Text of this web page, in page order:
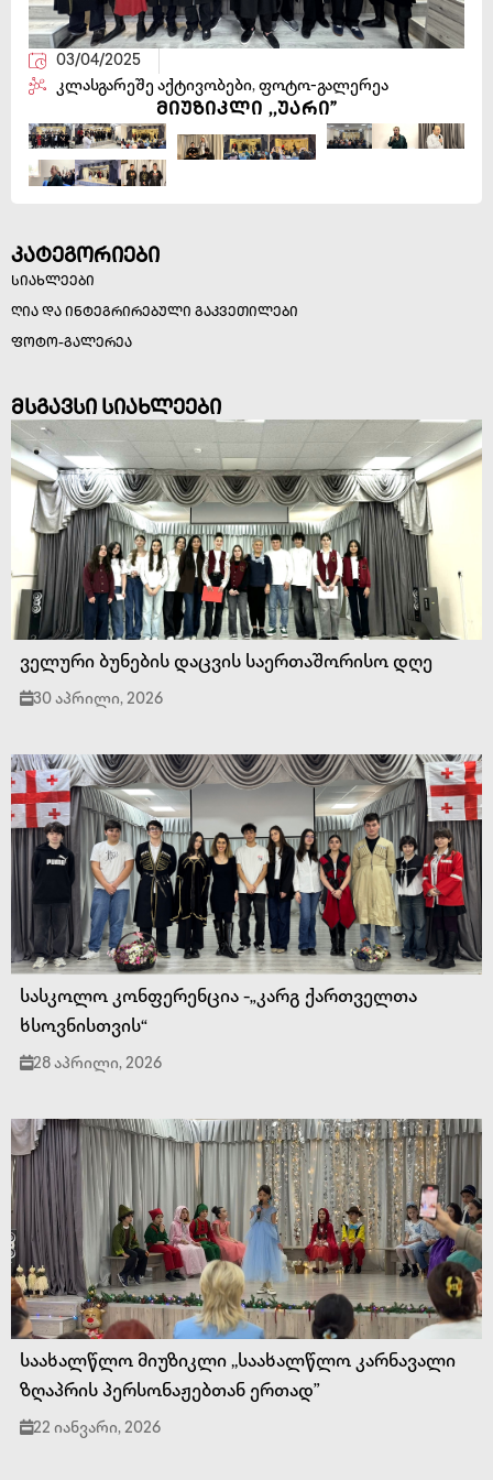
კატეგორიები
სიახლეები
ღია და ინტეგრირებული გაკვეთილები
ფოტო-გალერეა
მსგავსი სიახლეები
ველური ბუნების დაცვის საერთაშორისო დღე
30 აპრილი, 2026
სასკოლო კონფერენცია -„კარგ ქართველთა
ხსოვნისთვის“
28 აპრილი, 2026
საახალწლო მიუზიკლი ,,საახალწლო კარნავალი
ზღაპრის პერსონაჟებთან ერთად”
22 იანვარი, 2026
03/04/2025
კლასგარეშე აქტივობები, ფოტო-გალერეა
მიუზიკლი ,,უარი”